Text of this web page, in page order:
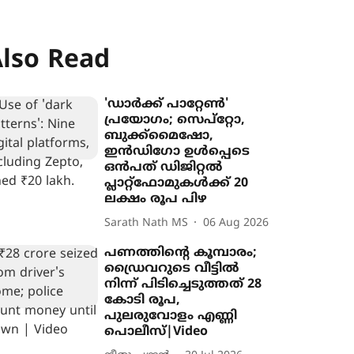
Read
'ഡാർക്ക് പാറ്റേൺ'
പ്രയോഗം; സെപ്റ്റോ,
ബുക്ക്‌മൈഷോ,
ഇൻഡിഗോ ഉൾപ്പെടെ
ഒൻപത് ഡിജിറ്റൽ
പ്ലാറ്റ്‌ഫോമുകൾക്ക് 20
ലക്ഷം രൂപ പിഴ
Sarath Nath MS 06 Aug 2026
പണത്തിന്‍റെ കൂമ്പാരം;
ഡ്രൈവറുടെ വീട്ടിൽ
നിന്ന് പിടിച്ചെടുത്തത് 28
കോടി രൂപ,
പുലരുവോളം എണ്ണി
പൊലീസ്|Video